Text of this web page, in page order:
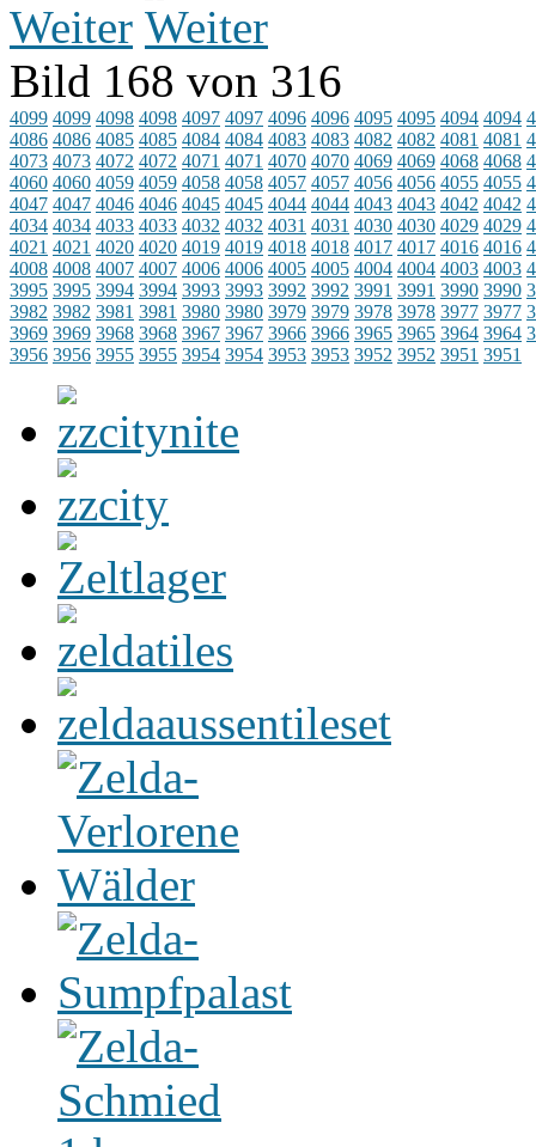
Weiter
Bild 168 von 316
4099 4099 4098 4098 4097 4097 4096 4096 4095 4095 4094 4094
4086 4086 4085 4085 4084 4084 4083 4083 4082 4082 4081 4081
4073 4073 4072 4072 4071 4071 4070 4070 4069 4069 4068 4068
4060 4060 4059 4059 4058 4058 4057 4057 4056 4056 4055 4055
4047 4047 4046 4046 4045 4045 4044 4044 4043 4043 4042 4042
4034 4034 4033 4033 4032 4032 4031 4031 4030 4030 4029 4029
4021 4021 4020 4020 4019 4019 4018 4018 4017 4017 4016 4016
4008 4008 4007 4007 4006 4006 4005 4005 4004 4004 4003 4003
3995 3995 3994 3994 3993 3993 3992 3992 3991 3991 3990 3990
3982 3982 3981 3981 3980 3980 3979 3979 3978 3978 3977 3977
3969 3969 3968 3968 3967 3967 3966 3966 3965 3965 3964 3964
3956 3956 3955 3955 3954 3954 3953 3953 3952 3952 3951 3951